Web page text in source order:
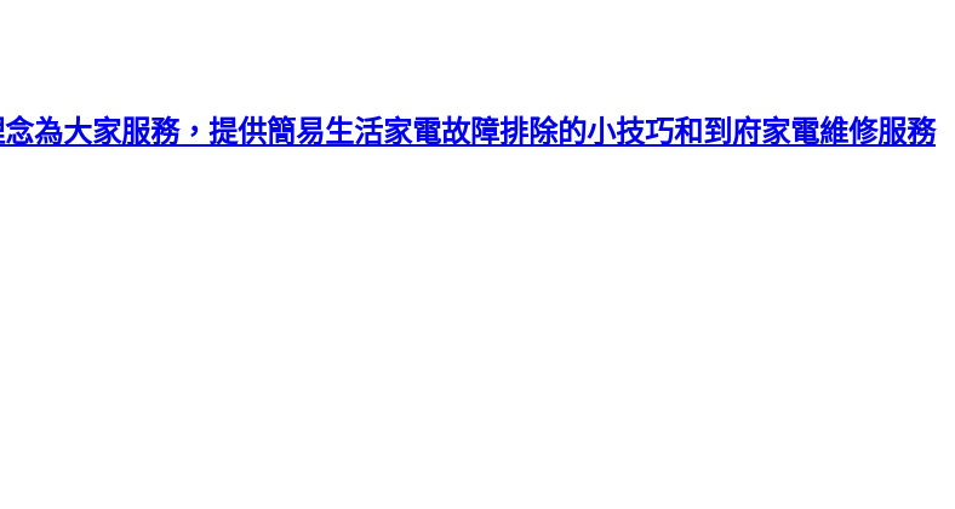
為大家服務，提供簡易生活家電故障排除的小技巧和到府家電維修服務